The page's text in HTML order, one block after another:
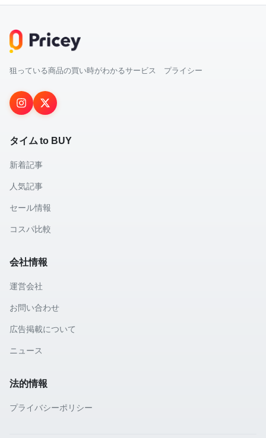
狙っている商品の買い時がわかるサービス プライシー
タイム to BUY
新着記事
人気記事
セール情報
コスパ比較
会社情報
運営会社
お問い合わせ
広告掲載について
ニュース
法的情報
プライバシーポリシー